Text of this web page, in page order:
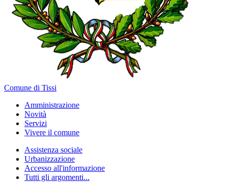
Comune di Tissi
Amministrazione
Novità
Servizi
Vivere il comune
Assistenza sociale
Urbanizzazione
Accesso all'informazione
Tutti gli argomenti...